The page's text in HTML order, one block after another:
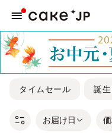
タイムセール 誕生
お届け日